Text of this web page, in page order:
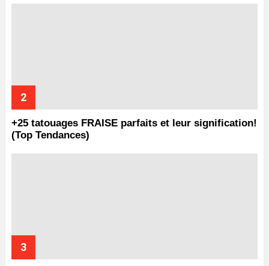
+25 tatouages ​​FRAISE parfaits et leur signification!
(Top Tendances)